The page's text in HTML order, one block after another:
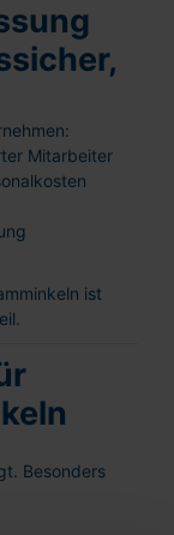
Mitarbeiter
ist
Besonders